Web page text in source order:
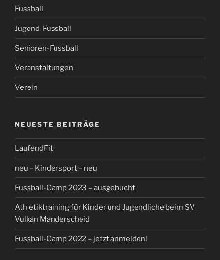
Fussball
Jugend-Fussball
Senioren-Fussball
Veranstaltungen
Verein
NEUESTE BEITRÄGE
LaufendFit
neu – Kindersport – neu
Fussball-Camp 2023 – ausgebucht
Athletiktraining für Kinder und Jugendliche beim SV
Vulkan Manderscheid
Fussball-Camp 2022 – jetzt anmelden!